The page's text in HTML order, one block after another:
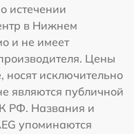
истечении
в Нижнем
и не имеет
Цены
носят исключительно
являются публичной
РФ. Названия и
упоминаются